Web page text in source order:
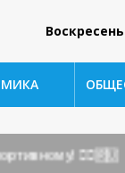
🏃‍♂️🇷🇺